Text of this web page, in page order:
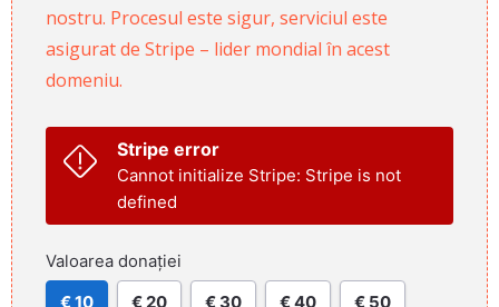
nostru. Procesul este sigur, serviciul este
asigurat de Stripe – lider mondial în acest
domeniu.
Stripe error
Cannot initialize Stripe: Stripe is not
defined
Valoarea donației
€ 10 € 20 € 30 € 40 € 50